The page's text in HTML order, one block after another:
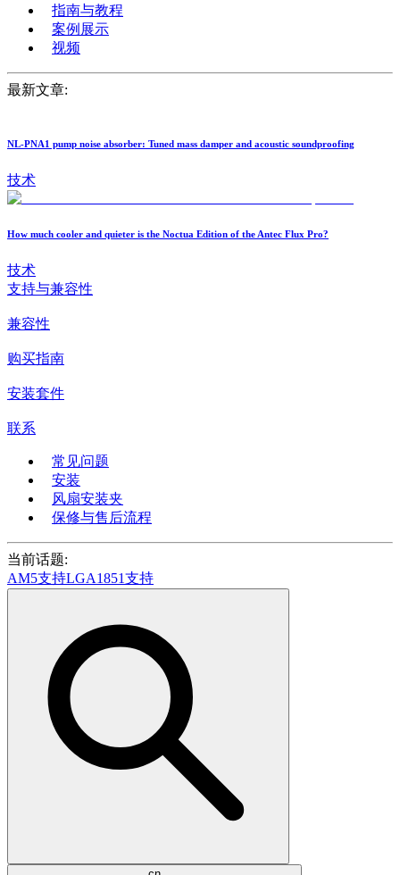
指南与教程
案例展示
视频
最新文章:
NL-PNA1 pump noise absorber: Tuned mass damper and acoustic soundproofing
技术
How much cooler and quieter is the Noctua Edition of the Antec Flux Pro?
技术
支持与兼容性
兼容性
购买指南
安装套件
联系
常见问题
安装
风扇安装夹
保修与售后流程
当前话题:
AM5支持LGA1851支持